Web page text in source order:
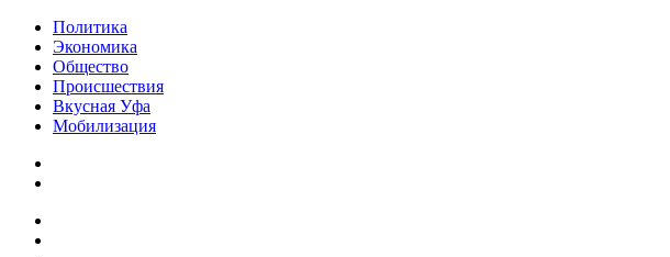
Политика
Экономика
Общество
Происшествия
Вкусная Уфа
Мобилизация